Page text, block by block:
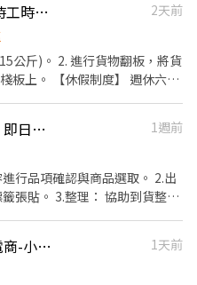
小時（再加
時（再加發 3000元堆高機津
配合加班
夜班:00:00–08:00 💰薪資
H 大夜班 $253/H 加班與
津貼：需具備效期內證照，時
外 +40 元（當天最高加 320
乾馬上回覆泥💖
【翻板人員】桃園｜保障5小時工時｜無經驗可
2天前
公斤)。 2. 進行貨物翻板，將貨
】 週休六、
平日/出貨小幫手（工作期間：即日起至8/31）時薪$200
1週前
行品項確認與商品選取。 2.出
張貼。 3.整理： 協助到貨整理
間可再議(🥇近菓林-早班09-18點-水果電商-小型家電出貨-物流理貨員B1
1天前